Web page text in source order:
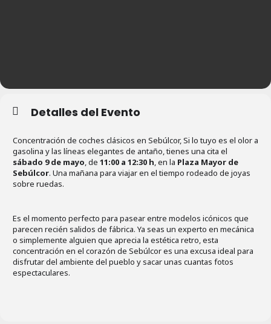
Detalles del Evento
Concentración de coches clásicos en Sebúlcor, Si lo tuyo es el olor a
gasolina y las líneas elegantes de antaño, tienes una cita el
sábado 9 de mayo, de 11:00 a 12:30 h, en la Plaza Mayor de
Sebúlcor. Una mañana para viajar en el tiempo rodeado de joyas
sobre ruedas.
Es el momento perfecto para pasear entre modelos icónicos que
parecen recién salidos de fábrica. Ya seas un experto en mecánica
o simplemente alguien que aprecia la estética retro, esta
concentración en el corazón de Sebúlcor es una excusa ideal para
disfrutar del ambiente del pueblo y sacar unas cuantas fotos
espectaculares.